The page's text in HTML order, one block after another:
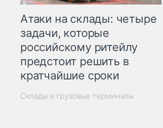
Атаки на склады: четыре
задачи, которые
российскому ритейлу
предстоит решить в
кратчайшие сроки
Склады и грузовые терминалы